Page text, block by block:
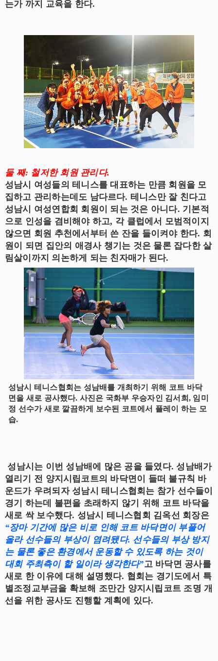
는가 까지 교육을 한다.
둘 째: 철저한 회원 관리다.
성남시 여성들의 테니스를 대표하는 만큼 회원을 모
집하고 관리하는데도 남다르다. 테니스만 잘 친다고
성남시 여성연합회 회원이 되는 것은 아니다. 기본적
으로 인성을 겸비해야 하고, 각 클럽에서 모범적이지
않으면 회원 추천에서부터 쓴 잔을 들이켜야 한다. 회
원이 되면 집안의 애경사 챙기는 것은 물론 잡다한 살
림살이까지 의논하게 되는 친자매가 된다.
성남시 테니스협회는 성남배를 개최하기 위해 코트 바닥
면을 새로 공사했다. 사진은 국화부 우승자인 김서희, 임미
정 선수가 새로 깔끔하게 보수된 코트에서 플레이 하는 모
습.
성남시는 이번 성남배에 많은 공을 들였다. 성남배가
열리기 전 양지시립코트의 바닥면이 들떠 불규칙 바
운드가 우려되자 성남시 테니스협회는 참가 선수들이
경기 하는데 불편을 초래하지 않기 위해 코트 바닥을
새로 싹 보수했다. 성남시 테니스협회 김옥선 회장은
“장마 기간에 많은 비로 인해 코트 바닥면이 부풀어
올라 선수들의 부상이 염려됐다. 선수들의 부상 방지
는 물론 좋은 환경에서 운동할 수 있도록 하는 것이
대회 주최측이 할 일이라 생각한다”고 바닥면 공사를
새로 한 이유에 대해 설명했다. 협회는 경기도에서 특
별조정교부금을 확보해 조만간 양지시립코트 조명 개
선을 위한 공사도 진행할 계획에 있다.